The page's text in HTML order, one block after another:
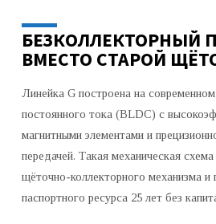
БЕЗКОЛЛЕКТОРНЫЙ
ВМЕСТО СТАРОЙ
Линейка G построена на
постоянного тока (BLDC) с
магнитными элементами и
передачей. Такая механическая
щёточно-коллекторного механизма и
паспортного ресурса 25 лет без